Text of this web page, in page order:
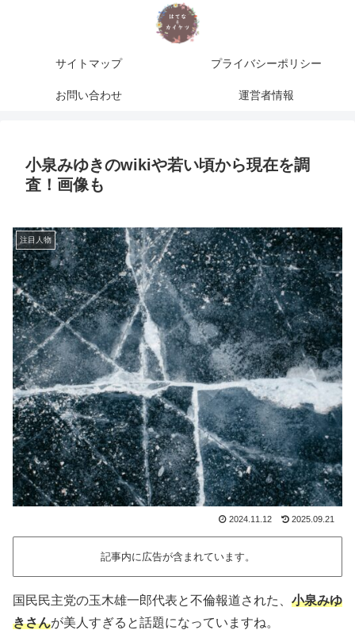
サイトマップ プライバシーポリシー
お問い合わせ 運営者情報
小泉みゆきのwikiや若い頃から現在を調
査！画像も
注目人物
2024.11.12 2025.09.21
記事内に広告が含まれています。
国民民主党の玉木雄一郎代表と不倫報道された、 小泉みゆ
きさんが美人すぎると話題になっていますね。